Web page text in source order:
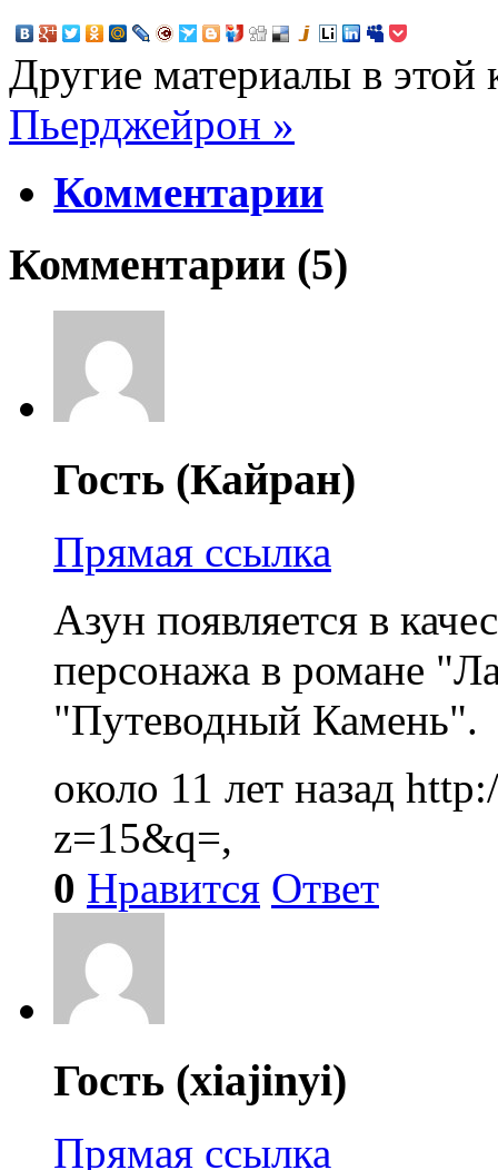
Другие материалы в этой
Пьерджейрон »
Комментарии
Комментарии (5)
Гость (Кайран)
Прямая ссылка
Азун появляется в
персонажа в романе
"Путеводный Камень".
около 11 лет назад
z=15&q=,
0 Нравится Ответ
Гость (xiajinyi)
Прямая ссылка